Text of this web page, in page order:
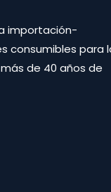
importación-
consumibles para
de 40 años de